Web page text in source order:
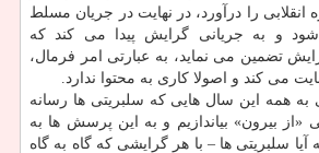
را درآورد، در نهایت در جریان مسلط
و به جریانی گرایش پیدا می كند كه
تضمین می نماید، به عبارتی امر فرمال،
می كند و اصولا كاری به محتوا ندارد.
به همه این سال هایی كه سلبریتی ها رسانه
«از بیرون» بیاندازیم و به این پرسش ها به
سلبریتی ها – با هر گرایشی كه گاه به گاه